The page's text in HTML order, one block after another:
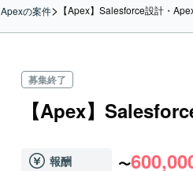
Apexの案件> 【Apex】Salesforce設計・
募集終了
【Apex】
報酬 〜